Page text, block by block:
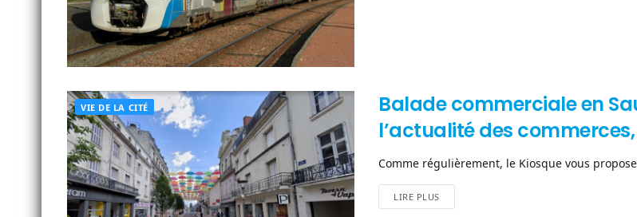
VIE DE LA CITÉ
Balade commerciale en
l’actualité des
Comme régulièrement, le Kiosque vous
LIRE PLUS